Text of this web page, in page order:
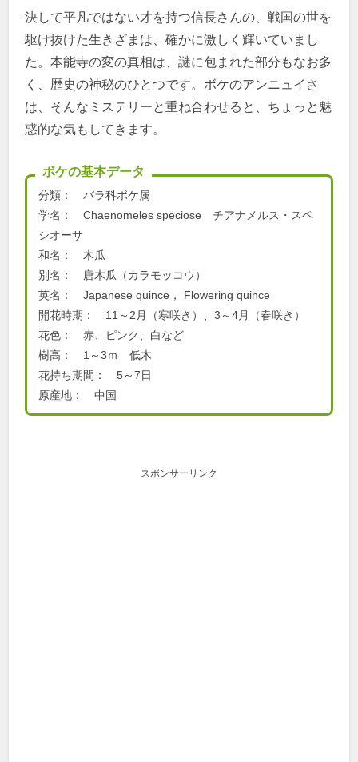
決して平凡ではない才を持つ信長さんの、戦国の世を
駆け抜けた生きざまは、確かに激しく輝いていまし
た。本能寺の変の真相は、謎に包まれた部分もなお多
く、歴史の神秘のひとつです。ボケのアンニュイさ
は、そんなミステリーと重ね合わせると、ちょっと魅
惑的な気もしてきます。
ボケの基本データ
分類： バラ科ボケ属
学名： Chaenomeles speciose チアナメルス・スペ
シオーサ
和名： 木瓜
別名： 唐木瓜（カラモッコウ）
英名： Japanese quince， Flowering quince
開花時期： 11～2月（寒咲き）、3～4月（春咲き）
花色： 赤、ピンク、白など
樹高： 1～3ｍ 低木
花持ち期間： 5～7日
原産地： 中国
スポンサーリンク